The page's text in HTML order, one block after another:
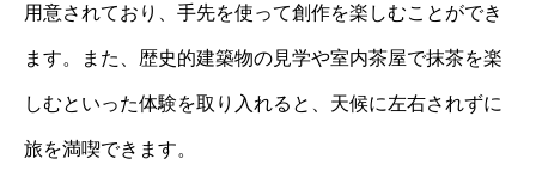
用意されており、手先を使って創作を楽しむことができ
ます。また、歴史的建築物の見学や室内茶屋で抹茶を楽
しむといった体験を取り入れると、天候に左右されずに
旅を満喫できます。